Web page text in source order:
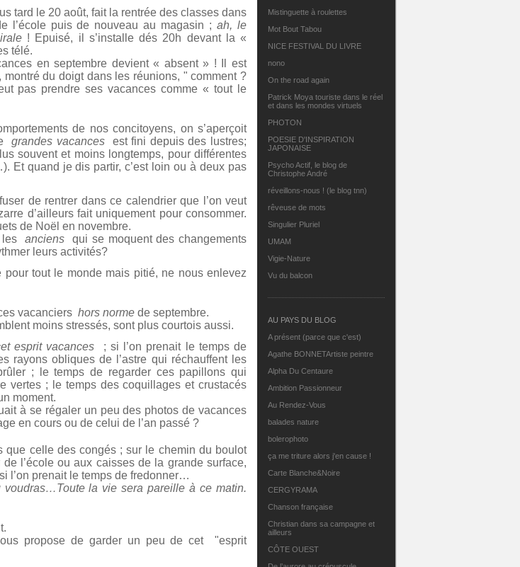
Mistinguette à roulettes
Mot Bout Tabou
NICE FESTIVAL DU LIVRE
nono
On the road again
Patrick Moya touriste dans le réel
et dans les mondes virtuels
PHOTON
POESIE D'INSPIRATION
JAPONAISE
Psycho Actif, le blog de
Christophe André
réveillons-nous ! (le blog tnn)
rêveuse de mots
Singulier Pluriel
UMAM
Vigie-Nature
Vu du balcon
AU PAYS DU BLOG
A présent (parce que c'est)
Agathe BONNETArtiste peintre
Alpha Du Centaure
Ambition Passionneur
Au Rendez-Vous
balades nature
bolerophoto
ça me triture alors j'en cause !
Carte Blanche&Noire
CERGYRAMA
Chanson française
Christian dans sa campagne et
ailleurs
CÔTE OUEST
tard le 20 août, fait la rentrée des classes dans
l’école puis de nouveau au magasin ; ah, le
! Epuisé, il s’installe dés 20h devant la «
télé.
en septembre devient « absent » ! Il est
du doigt dans les réunions, " comment ?
pas prendre ses vacances comme « tout le
de nos concitoyens, on s’aperçoit
grandes vacances
est fini depuis des lustres;
souvent et moins longtemps, pour différentes
Et quand je dis partir, c’est loin ou à deux pas
de rentrer dans ce calendrier que l’on veut
d’ailleurs fait uniquement pour consommer.
de Noël en novembre.
les anciens
qui se moquent des changements
leurs activités?
tout le monde mais pitié, ne nous enlevez
vacanciers hors norme de septembre.
moins stressés, sont plus courtois aussi.
esprit vacances
; si l’on prenait le temps de
rayons obliques de l’astre qui réchauffent les
; le temps de regarder ces papillons qui
vertes ; le temps des coquillages et crustacés
moment.
à se régaler un peu des photos de vacances
en cours ou de celui de l’an passé ?
que celle des congés ; sur le chemin du boulot
l’école ou aux caisses de la grande surface,
l’on prenait le temps de fredonner…
voudras…Toute la vie sera pareille à ce matin.
propose de garder un peu de cet "esprit